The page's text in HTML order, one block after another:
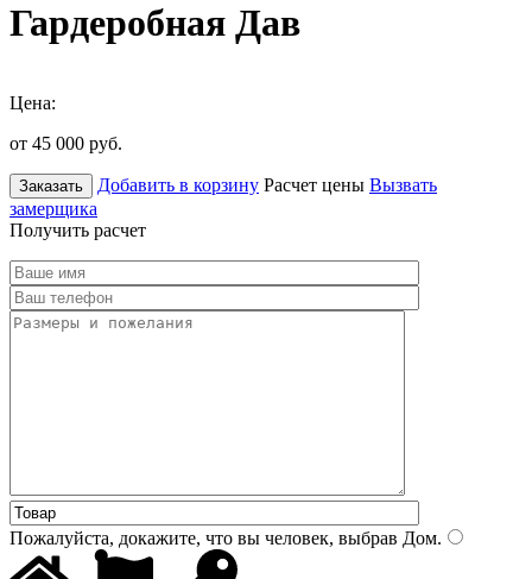
Гардеробная Дав
Цена:
от 45 000 руб.
Заказать Добавить в корзину Расчет цены Вызвать
замерщика
Получить расчет
Пожалуйста, докажите, что вы человек, выбрав Дом.